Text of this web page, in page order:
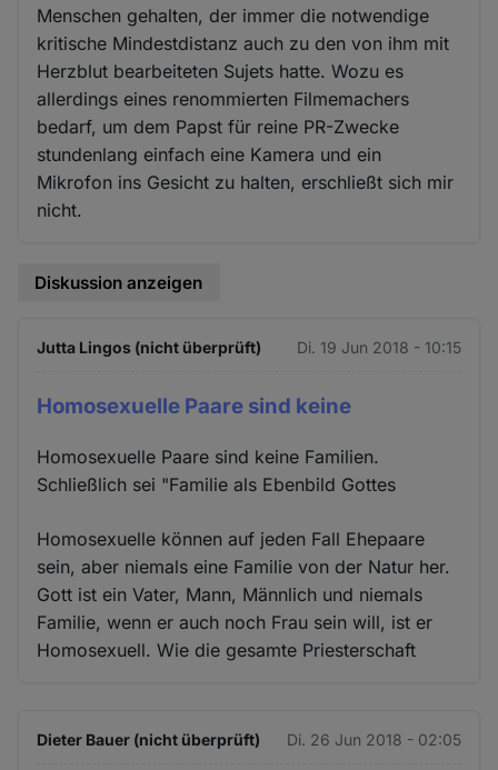
Menschen gehalten, der immer die notwendige
kritische Mindestdistanz auch zu den von ihm mit
Herzblut bearbeiteten Sujets hatte. Wozu es
allerdings eines renommierten Filmemachers
bedarf, um dem Papst für reine PR-Zwecke
stundenlang einfach eine Kamera und ein
Mikrofon ins Gesicht zu halten, erschließt sich mir
nicht.
Diskussion anzeigen
Jutta Lingos (nicht überprüft) Di. 19 Jun 2018 - 10:15
Homosexuelle Paare sind keine
Homosexuelle Paare sind keine Familien.
Schließlich sei "Familie als Ebenbild Gottes
Homosexuelle können auf jeden Fall Ehepaare
sein, aber niemals eine Familie von der Natur her.
Gott ist ein Vater, Mann, Männlich und niemals
Familie, wenn er auch noch Frau sein will, ist er
Homosexuell. Wie die gesamte Priesterschaft
Dieter Bauer (nicht überprüft) Di. 26 Jun 2018 - 02:05